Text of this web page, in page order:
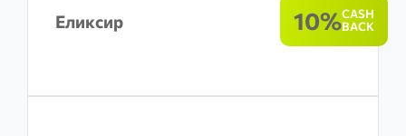
10%CASH
BACK
Еликсир